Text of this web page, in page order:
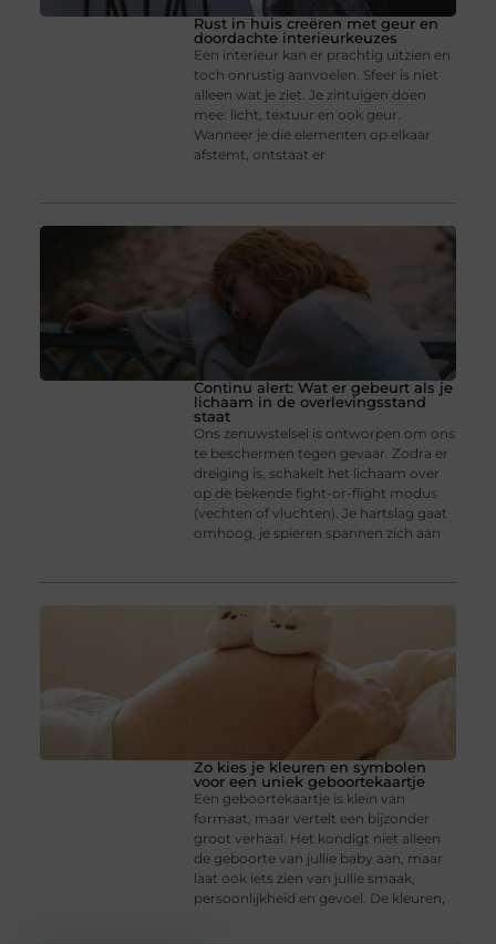
Rust in huis creëren met geur en
doordachte interieurkeuzes
Een interieur kan er prachtig uitzien en
toch onrustig aanvoelen. Sfeer is niet
alleen wat je ziet. Je zintuigen doen
mee: licht, textuur en ook geur.
Wanneer je die elementen op elkaar
afstemt, ontstaat er
Continu alert: Wat er gebeurt als je
lichaam in de overlevingsstand
staat
Ons zenuwstelsel is ontworpen om ons
te beschermen tegen gevaar. Zodra er
dreiging is, schakelt het lichaam over
op de bekende fight-or-flight modus
(vechten of vluchten). Je hartslag gaat
omhoog, je spieren spannen zich aan
Zo kies je kleuren en symbolen
voor een uniek geboortekaartje
Een geboortekaartje is klein van
formaat, maar vertelt een bijzonder
groot verhaal. Het kondigt niet alleen
de geboorte van jullie baby aan, maar
laat ook iets zien van jullie smaak,
persoonlijkheid en gevoel. De kleuren,